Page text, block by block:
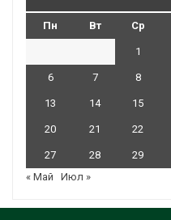
Пн Вт Ср
1
6 7 8
13 14 15
20 21 22
27 28 29
« Май
Июл »